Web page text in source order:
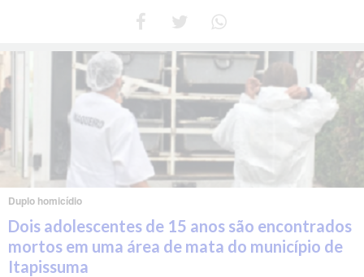
Duplo homicídio
Dois adolescentes de 15 anos são encontrados
mortos em uma área de mata do município de
Itapissuma